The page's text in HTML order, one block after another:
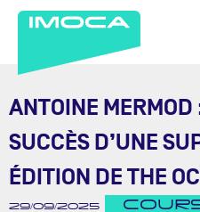
ANTOINE MERMOD
SUCCÈS D’UNE
ÉDITION DE THE
29/09/2025